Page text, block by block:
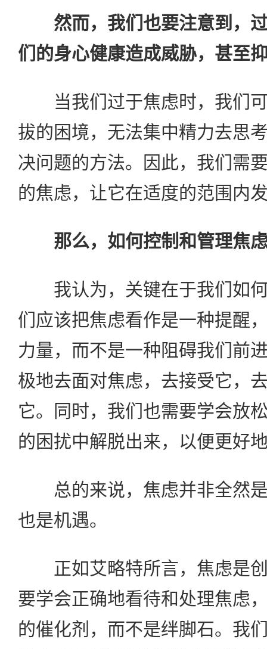
然而，我们也要注意到，
们的身心健康造成威胁，甚至
当我们过于焦虑时，我们可
拔的困境，无法集中精力去思
决问题的方法。因此，我们需
的焦虑，让它在适度的范围内
那么，如何控制和管理焦
我认为，关键在于我们如何
们应该把焦虑看作是一种提醒
力量，而不是一种阻碍我们前
极地去面对焦虑，去接受它，
它。同时，我们也需要学会放
的困扰中解脱出来，以便更好
总的来说，焦虑并非全然是
也是机遇。
正如艾略特所言，焦虑是创
要学会正确地看待和处理焦虑
的催化剂，而不是绊脚石。我